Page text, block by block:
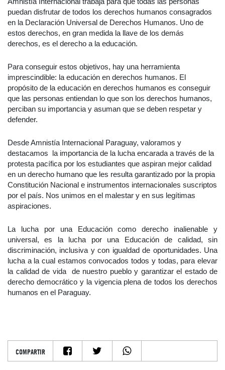
puedan disfrutar de todos los derechos humanos consagrados
en la Declaración Universal de Derechos Humanos. Uno de
estos derechos, en gran medida la llave de los demás
derechos, es el derecho a la educación.
Para conseguir estos objetivos, hay una herramienta
imprescindible: la educación en derechos humanos. El
propósito de la educación en derechos humanos es conseguir
que las personas entiendan lo que son los derechos humanos,
perciban su importancia y asuman que se deben respetar y
defender.
Desde Amnistía Internacional Paraguay, valoramos y
destacamos la importancia de la lucha encarada a través de la
protesta pacífica por los estudiantes que aspiran mejor calidad
en un derecho humano que les resulta garantizado por la propia
Constitución Nacional e instrumentos internacionales suscriptos
por el país. Nos unimos en el malestar y en sus legítimas
aspiraciones.
La lucha por una Educación como derecho inalienable y
universal, es la lucha por una Educación de calidad, sin
discriminación, inclusiva y con igualdad de oportunidades. Una
lucha a la cual estamos convocados todos y todas, para elevar
la calidad de vida de nuestro pueblo y garantizar el estado de
derecho democrático y la vigencia plena de todos los derechos
humanos en el Paraguay.
COMPARTIR